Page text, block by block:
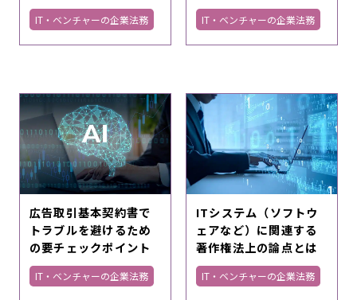
IT・ベンチャーの企業法務 IT・ベンチャーの企業法務
広告取引基本契約書で
トラブルを避けるため
の要チェックポイント
IT・ベンチャーの企業法務
ITシステム（ソフトウ
ェアなど）に関連する
著作権法上の論点とは
IT・ベンチャーの企業法務